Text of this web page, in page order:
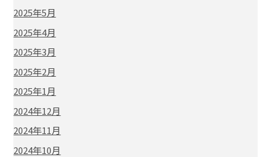
2025年5月
2025年4月
2025年3月
2025年2月
2025年1月
2024年12月
2024年11月
2024年10月